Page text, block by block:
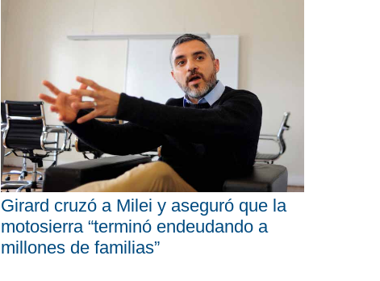
Girard cruzó a Milei y aseguró que la
motosierra “terminó endeudando a
millones de familias”